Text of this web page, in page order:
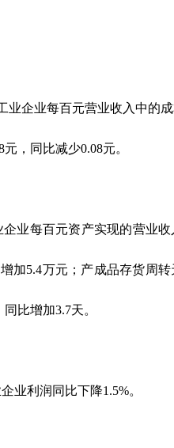
业企业每百元营业收入中的
元，同比减少0.08元。
业每百元资产实现的营业收
加5.4万元；产成品存货周转
同比增加3.7天。
业利润同比下降1.5%。